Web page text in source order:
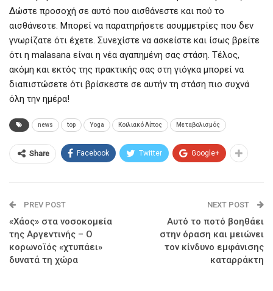
Δώστε προσοχή σε αυτό που αισθάνεστε και πού το
αισθάνεστε. Μπορεί να παρατηρήσετε ασυμμετρίες που δεν
γνωρίζατε ότι έχετε. Συνεχίστε να ασκείστε και ίσως βρείτε
ότι η malasana είναι η νέα αγαπημένη σας στάση. Τέλος,
ακόμη και εκτός της πρακτικής σας στη γιόγκα μπορεί να
διαπιστώσετε ότι βρίσκεστε σε αυτήν τη στάση πιο συχνά
όλη την ημέρα!
news top Yoga Κοιλιακό Λίπος Μεταβολισμός
Share Facebook Twitter Google+
PREV POST
«Χάος» στα νοσοκομεία
της Αργεντινής – Ο
κορωνοϊός «χτυπάει»
δυνατά τη χώρα
NEXT POST
Αυτό το ποτό βοηθάει
στην όραση και μειώνει
τον κίνδυνο εμφάνισης
καταρράκτη